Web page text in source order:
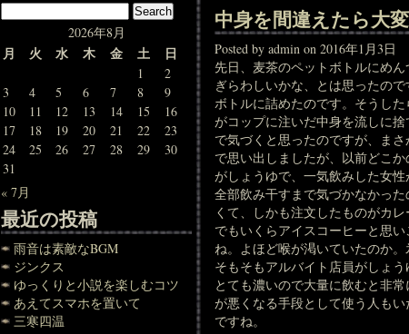
2026年8月
月 火 水 木 金 土 日
1
2
3
4 5 6 7 8
9
10
11 12 13 14 15
16
17
18 19 20 21 22
23
24
25 26 27 28 29
30
31
« 7月
最近の投稿
雨音は素敵なBGM
ジンクス
ゆっくりと小説を楽しむコツ
あえてスマホを置いて
三寒四温
中身を間違えたら大
Posted by admin on 2016年1月3日
先日、麦茶のペットボトルにめ
ぎらわしいかな、とは思ったの
ボトルに詰めたのです。そうし
がコップに注いだ中身を流しに
で気づくと思ったのですが、ま
で思い出しましたが、以前どこ
がしょうゆで、一気飲みした女
全部飲み干すまで気づかなかっ
くて、しかも注文したものがカ
でもいくらアイスコーヒーと思
ね。よほど喉が渇いていたのか
そもそもアルバイト店員がしょ
とても濃いので大量に飲むと非
が悪くなる手段として使う人も
ですね。